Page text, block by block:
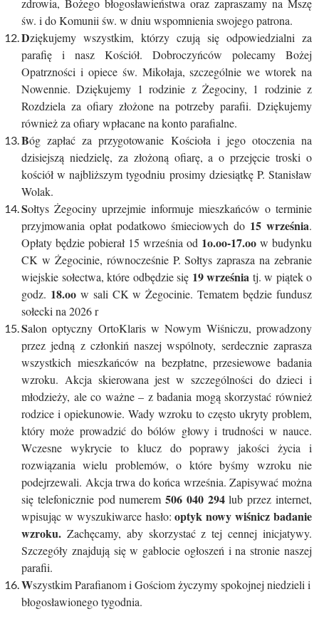
św. i do Komunii św. w dniu wspomnienia swojego patrona.
Dziękujemy wszystkim, którzy czują się odpowiedzialni za
parafię i nasz Kościół. Dobroczyńców polecamy Bożej
Opatrzności i opiece św. Mikołaja, szczególnie we wtorek na
Nowennie. Dziękujemy 1 rodzinie z Żegociny, 1 rodzinie z
Rozdziela za ofiary złożone na potrzeby parafii. Dziękujemy
również za ofiary wpłacane na konto parafialne.
Bóg zapłać za przygotowanie Kościoła i jego otoczenia na
dzisiejszą niedzielę, za złożoną ofiarę, a o przejęcie troski o
kościół w najbliższym tygodniu prosimy dziesiątkę P. Stanisław
Wolak.
Sołtys Żegociny uprzejmie informuje mieszkańców o terminie
przyjmowania opłat podatkowo śmieciowych do 15 września.
Opłaty będzie pobierał 15 września od 1o.oo-17.oo w budynku
CK w Żegocinie, równocześnie P. Sołtys zaprasza na zebranie
wiejskie sołectwa, które odbędzie się 19 września tj. w piątek o
godz. 18.oow sali CK w Żegocinie. Tematem będzie fundusz
sołecki na 2026 r
Salon optyczny OrtoKlaris w Nowym Wiśniczu, prowadzony
przez jedną z członkiń naszej wspólnoty, serdecznie zaprasza
wszystkich mieszkańców na bezpłatne, przesiewowe badania
wzroku. Akcja skierowana jest w szczególności do dzieci i
młodzieży, ale co ważne – z badania mogą skorzystać również
rodzice i opiekunowie. Wady wzroku to często ukryty problem,
który może prowadzić do bólów głowy i trudności w nauce.
Wczesne wykrycie to klucz do poprawy jakości życia i
rozwiązania wielu problemów, o które byśmy wzroku nie
podejrzewali. Akcja trwa do końca września. Zapisywać można
się telefonicznie pod numerem506 040 294lub przez internet,
wpisując w wyszukiwarce hasło:optyk nowy wiśnicz badanie
wzroku. Zachęcamy, aby skorzystać z tej cennej inicjatywy.
Szczegóły znajdują się w gablocie ogłoszeń i na stronie naszej
parafii.
Wszystkim Parafianom i Gościom życzymy spokojnej niedzieli i
błogosławionego tygodnia.